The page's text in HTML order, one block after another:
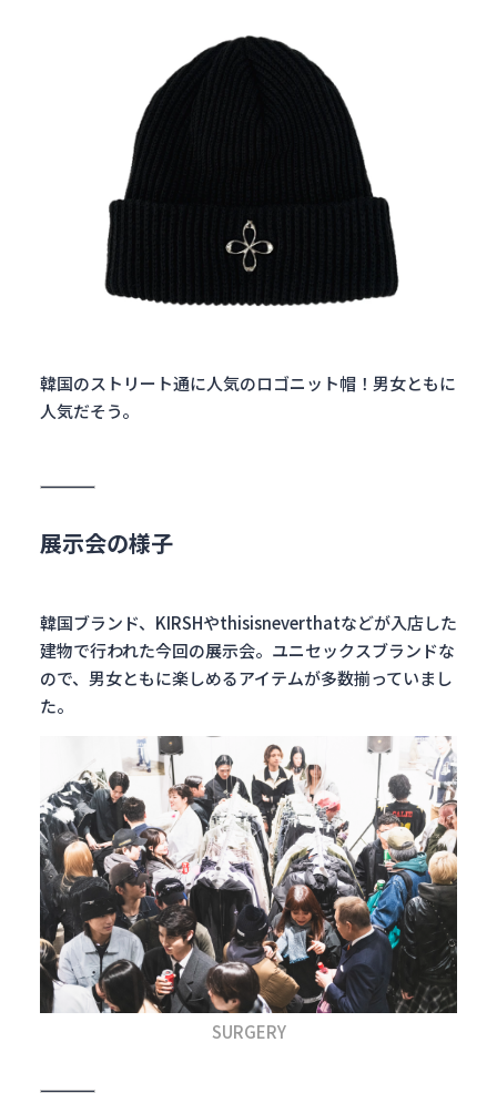
韓国のストリート通に人気のロゴニット帽！男女ともに
人気だそう。
展示会の様子
韓国ブランド、KIRSHやthisisneverthatなどが入店した
建物で行われた今回の展示会。ユニセックスブランドな
ので、男女ともに楽しめるアイテムが多数揃っていまし
た。
SURGERY